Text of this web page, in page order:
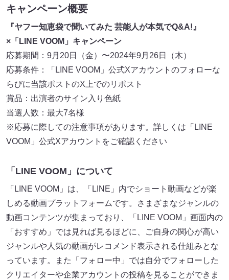
キャンペーン概要
『ヤフー知恵袋で聞いてみた 芸能人が本気でQ&A!』
×「LINE VOOM」キャンペーン
応募期間：9月20日（金）〜2024年9月26日（木）
応募条件：「LINE VOOM」公式Xアカウントのフォローな
らびに当該ポストのX上でのリポスト
賞品：出演者のサイン入り色紙
当選人数：最大7名様
※応募に際しての注意事項があります。詳しくは「LINE
VOOM」公式Xアカウントをご確認ください
「LINE VOOM」について
「LINE VOOM」は、「LINE」内でショート動画などが楽
しめる動画プラットフォームです。さまざまなジャンルの
動画コンテンツが集まっており、「LINE VOOM」画面内の
「おすすめ」では見れば見るほどに、ご自身の関心が高い
ジャンルや人気の動画がレコメンド表示される仕組みとな
っています。また「フォロー中」では自分でフォローした
クリエイターや企業アカウントの投稿を見ることができま